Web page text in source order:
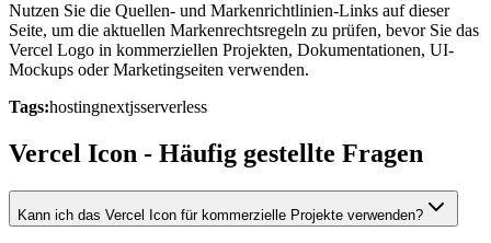
Nutzen Sie die Quellen- und Markenrichtlinien-Links auf dieser
Seite, um die aktuellen Markenrechtsregeln zu prüfen, bevor Sie das
Vercel Logo in kommerziellen Projekten, Dokumentationen, UI-
Mockups oder Marketingseiten verwenden.
Tags:hostingnextjsserverless
Vercel Icon - Häufig gestellte Fragen
Kann ich das Vercel Icon für kommerzielle Projekte verwenden?